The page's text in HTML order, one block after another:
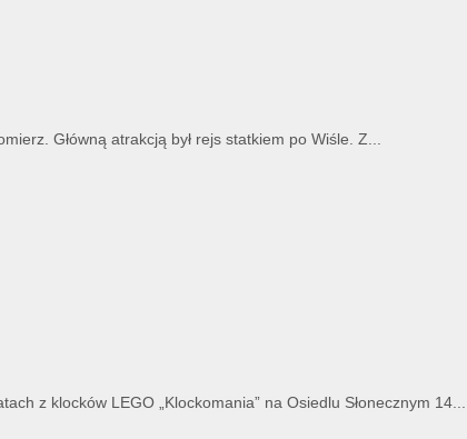
Główną atrakcją był rejs statkiem po Wiśle. Z...
z klocków LEGO „Klockomania” na Osiedlu Słonecznym 14...